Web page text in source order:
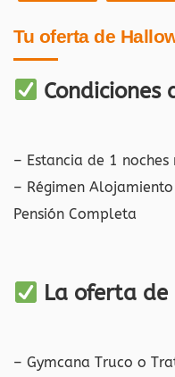
Tu oferta de
– Estancia de 1
– Régimen
Pensión Completa
La oferta
– Gymcana Truco o